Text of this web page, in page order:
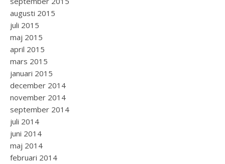
augusti 2015
juli 2015
maj 2015
april 2015
mars 2015
januari 2015
december 2014
november 2014
september 2014
juli 2014
juni 2014
maj 2014
februari 2014